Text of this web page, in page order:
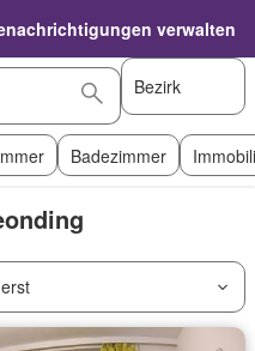
verwalten
Bezirk
Badezimmer